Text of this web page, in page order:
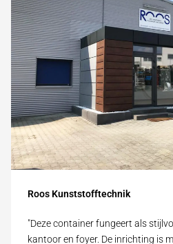
Roos Kunststofftechnik
"Deze container fungeert als
kantoor en foyer. De inrichting is